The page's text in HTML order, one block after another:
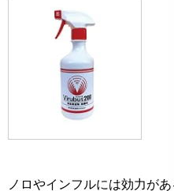
ノロやインフルには効力が